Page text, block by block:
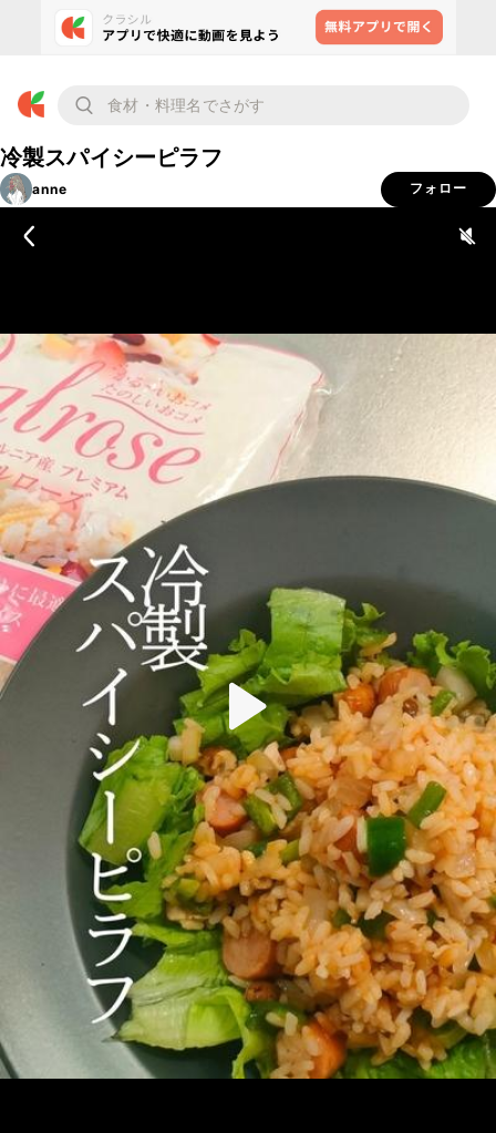
冷製スパイシーピラフ
anne フォロー